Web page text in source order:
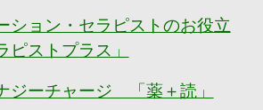
ション・セラピストのお役立
ピストプラス」
ジーチャージ 「薬＋読」